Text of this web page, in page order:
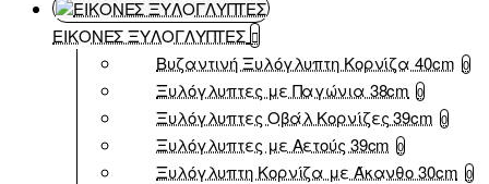
ΕΙΚΟΝΕΣ ΞΥΛΟΓΛΥΠΤΕΣ
Βυζαντινή Ξυλόγλυπτη Κορνίζα 40cm 0
Ξυλόγλυπτες με Παγώνια 38cm 0
Ξυλόγλυπτες Οβάλ Κορνίζες 39cm 0
Ξυλόγλυπτες με Αετούς 39cm 0
Ξυλόγλυπτη Κορνίζα με Άκανθο 30cm 0